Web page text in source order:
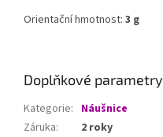
Orientační hmotnost: 3 g
Doplňkové parametry
Kategorie: Náušnice
Záruka:
2 roky